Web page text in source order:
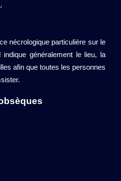
nécrologique particulière sur le
indique généralement le lieu, la
afin que toutes les personnes